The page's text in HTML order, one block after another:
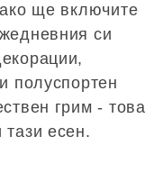
ще включите
си
полуспортен
грим - това
есен.